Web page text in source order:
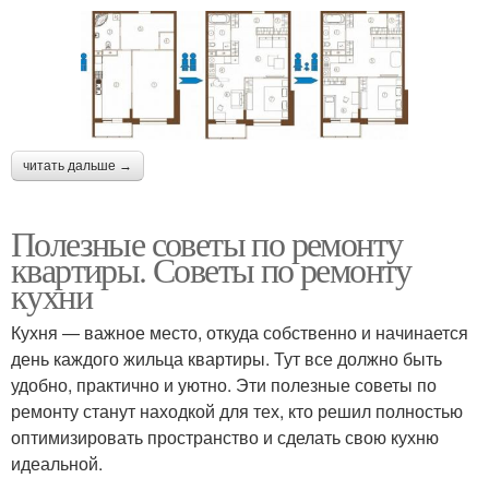
читать дальше →
Полезные советы по ремонту
квартиры. Советы по ремонту
кухни
Кухня — важное место, откуда собственно и начинается
день каждого жильца квартиры. Тут все должно быть
удобно, практично и уютно. Эти полезные советы по
ремонту станут находкой для тех, кто решил полностью
оптимизировать пространство и сделать свою кухню
идеальной.